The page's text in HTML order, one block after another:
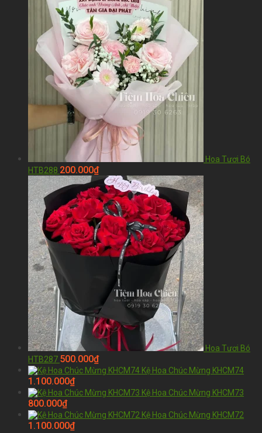
Hoa Tươi Bó
HTB288 200.000₫
Hoa Tươi Bó
HTB287 500.000₫
Kệ Hoa Chúc Mừng KHCM74
1.100.000₫
Kệ Hoa Chúc Mừng KHCM73
800.000₫
Kệ Hoa Chúc Mừng KHCM72
1.100.000₫